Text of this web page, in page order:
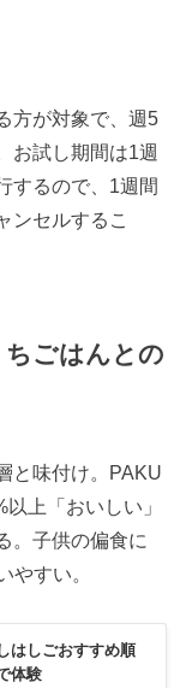
方が対象で、週5
お試し期間は1週
するので、1週間
ンセルするこ
ごはんとの
と味付け。PAKU
上「おいしい」
。子供の偏食に
やすい。
はしごおすすめ順
体験